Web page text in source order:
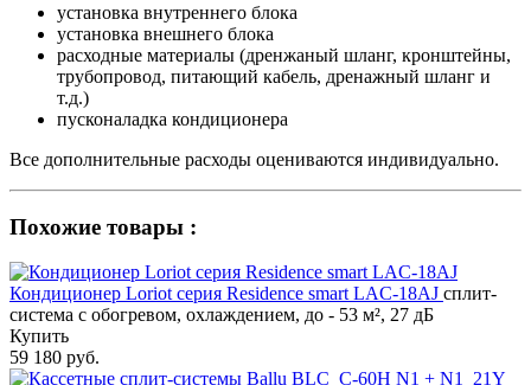
установка внутреннего блока
установка внешнего блока
расходные материалы (дренжаный шланг, кронштейны,
трубопровод, питающий кабель, дренажный шланг и
т.д.)
пусконаладка кондиционера
Все дополнительные расходы оцениваются индивидуально.
Похожие товары :
Кондиционер Loriot cерия Residence smart LAC-18AJ сплит-
система с обогревом, охлаждением, до - 53 м², 27 дБ
Купить
59 180 руб.